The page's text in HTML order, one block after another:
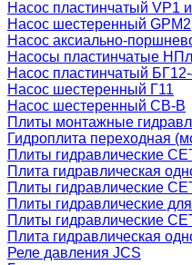
Насос пластинчатый VP1
Насос шестеренный GPM2
Насос аксиально-
Насосы пластинчатые НПл
Насос пластинчатый
Насос шестеренный Г11
Насос шестеренный СВ-В
Плиты монтажные
Гидроплита переходная
Плиты гидравлические
Плита гидравлическая
Плиты гидравлические
Плиты гидравлические
Плиты гидравлические
Плита гидравлическая
Реле давления JCS